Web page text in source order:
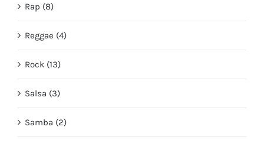
Rap (8)
Reggae (4)
Rock (13)
Salsa (3)
Samba (2)